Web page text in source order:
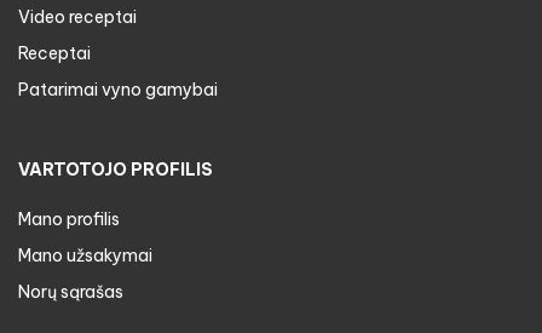
Video receptai
Receptai
Patarimai vyno gamybai
VARTOTOJO PROFILIS
Mano profilis
Mano užsakymai
Norų sąrašas